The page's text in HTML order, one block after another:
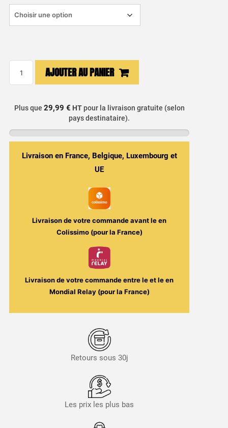
liquide
Tart
Framboise
10ml
French
AJOUTER AU PANIER
Plus que 29,99 € HTpour la livraison gratuite (selon
pays destinataire).
Livraison en France, Belgique, Luxembourg et
UE
Livraison de votre commande avant leen
Colissimo (pour la France)
Livraison de votre commande entre leet leen
Mondial Relay (pour la France)
Retours sous 30j
Les prix les plus bas